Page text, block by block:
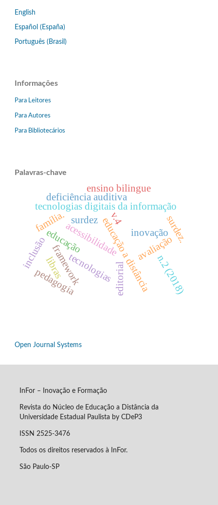
English
Español (España)
Português (Brasil)
Informações
Para Leitores
Para Autores
Para Bibliotecários
Palavras-chave
educação educação a distância
acessibilidade
frameworktecnologias
tecnologias digitais da informação
inovação
avaliação
pedagogia editorial
v.4
n.2 (2018)
deficiência auditiva
libras
família. surdez.
inclusão
surdez
ensino bilingue
Open Journal Systems
InFor – Inovação e Formação
Revista do Núcleo de Educação a Distância da
Universidade Estadual Paulista by CDeP3
ISSN 2525-3476
Todos os direitos reservados à InFor.
São Paulo-SP